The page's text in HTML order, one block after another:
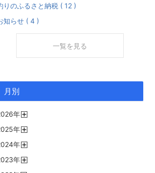
りのふるさと納税 ( 12 )
知らせ ( 4 )
一覧を見る
月別
年
年
年
年